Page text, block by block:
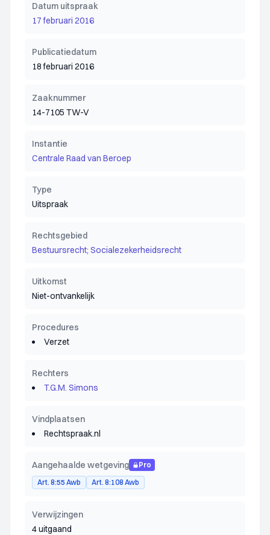
Datum uitspraak
17 februari 2016
Publicatiedatum
18 februari 2016
Zaaknummer
14-7105 TW-V
Instantie
Centrale Raad van Beroep
Type
Uitspraak
Rechtsgebied
Bestuursrecht; Socialezekerheidsrecht
Uitkomst
Niet-ontvankelijk
Procedures
Verzet
Rechters
T.G.M. Simons
Vindplaatsen
Rechtspraak.nl
Aangehaalde wetgeving
Pro
Art. 8:55 Awb
Art. 8:108 Awb
Verwijzingen
4 uitgaand